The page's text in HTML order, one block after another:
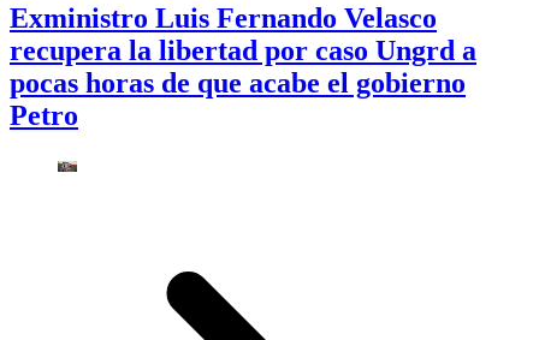
Exministro Luis Fernando Velasco
recupera la libertad por caso Ungrd a
pocas horas de que acabe el gobierno
Petro